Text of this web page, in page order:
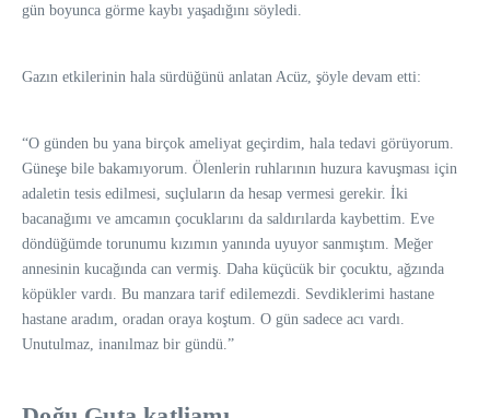
gün boyunca görme kaybı yaşadığını söyledi.
Gazın etkilerinin hala sürdüğünü anlatan Acüz, şöyle devam etti:
“O günden bu yana birçok ameliyat geçirdim, hala tedavi görüyorum.
Güneşe bile bakamıyorum. Ölenlerin ruhlarının huzura kavuşması için
adaletin tesis edilmesi, suçluların da hesap vermesi gerekir. İki
bacanağımı ve amcamın çocuklarını da saldırılarda kaybettim. Eve
döndüğümde torunumu kızımın yanında uyuyor sanmıştım. Meğer
annesinin kucağında can vermiş. Daha küçücük bir çocuktu, ağzında
köpükler vardı. Bu manzara tarif edilemezdi. Sevdiklerimi hastane
hastane aradım, oradan oraya koştum. O gün sadece acı vardı.
Unutulmaz, inanılmaz bir gündü.”